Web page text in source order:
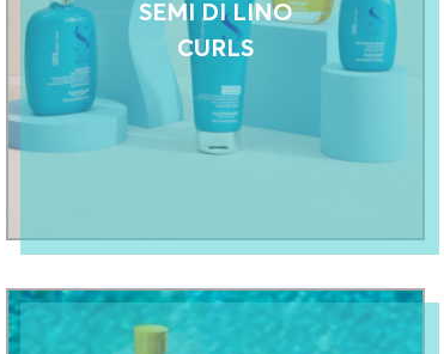
SEMI DI LINO
CURLS